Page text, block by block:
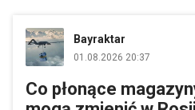
Bayraktar
01.08.2026 20:37
Co płonące